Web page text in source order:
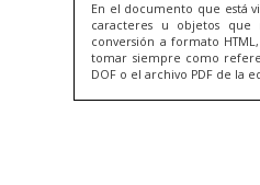
En el documento que está
caracteres u objetos
conversión a formato
tomar siempre como
DOF o el archivo PDF de la